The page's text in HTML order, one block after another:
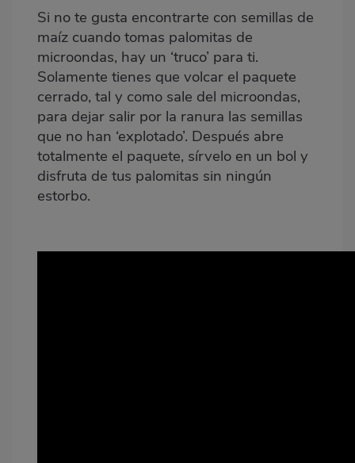
Si no te gusta encontrarte con semillas de
maíz cuando tomas palomitas de
microondas, hay un ‘truco’ para ti.
Solamente tienes que volcar el paquete
cerrado, tal y como sale del microondas,
para dejar salir por la ranura las semillas
que no han ‘explotado’. Después abre
totalmente el paquete, sírvelo en un bol y
disfruta de tus palomitas sin ningún
estorbo.